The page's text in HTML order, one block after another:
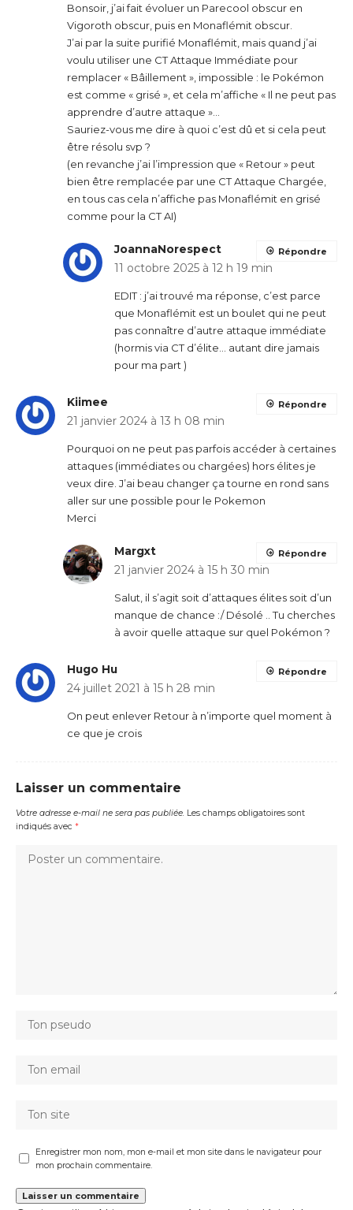
Bonsoir, j’ai fait évoluer un Parecool obscur en
Vigoroth obscur, puis en Monaflémit obscur.
J’ai par la suite purifié Monaflémit, mais quand j’ai
voulu utiliser une CT Attaque Immédiate pour
remplacer « Bâillement », impossible : le Pokémon
est comme « grisé », et cela m’affiche « Il ne peut pas
apprendre d’autre attaque »…
Sauriez-vous me dire à quoi c’est dû et si cela peut
être résolu svp ?
(en revanche j’ai l’impression que « Retour » peut
bien être remplacée par une CT Attaque Chargée,
en tous cas cela n’affiche pas Monaflémit en grisé
comme pour la CT AI)
JoannaNorespect
11 octobre 2025 à 12 h 19 min
EDIT : j’ai trouvé ma réponse, c’est parce
que Monaflémit est un boulet qui ne peut
pas connaître d’autre attaque immédiate
(hormis via CT d’élite… autant dire jamais
pour ma part )
Répondre
Kiimee
21 janvier 2024 à 13 h 08 min
Pourquoi on ne peut pas parfois accéder à certaines
attaques (immédiates ou chargées) hors élites je
veux dire. J’ai beau changer ça tourne en rond sans
aller sur une possible pour le Pokemon
Merci
Répondre
Margxt
21 janvier 2024 à 15 h 30 min
Salut, il s’agit soit d’attaques élites soit d’un
manque de chance :/ Désolé .. Tu cherches
à avoir quelle attaque sur quel Pokémon ?
Répondre
Hugo Hu
24 juillet 2021 à 15 h 28 min
On peut enlever Retour à n’importe quel moment à
ce que je crois
Répondre
Laisser un commentaire
Votre adresse e-mail ne sera pas publiée. Les champs obligatoires sont
indiqués avec *
Enregistrer mon nom, mon e-mail et mon site dans le navigateur pour
mon prochain commentaire.